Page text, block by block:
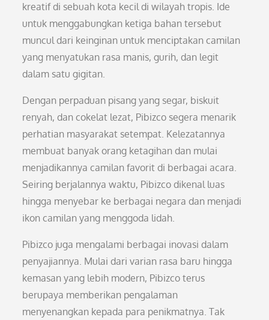
kreatif di sebuah kota kecil di wilayah tropis. Ide
untuk menggabungkan ketiga bahan tersebut
muncul dari keinginan untuk menciptakan camilan
yang menyatukan rasa manis, gurih, dan legit
dalam satu gigitan.
Dengan perpaduan pisang yang segar, biskuit
renyah, dan cokelat lezat, Pibizco segera menarik
perhatian masyarakat setempat. Kelezatannya
membuat banyak orang ketagihan dan mulai
menjadikannya camilan favorit di berbagai acara.
Seiring berjalannya waktu, Pibizco dikenal luas
hingga menyebar ke berbagai negara dan menjadi
ikon camilan yang menggoda lidah.
Pibizco juga mengalami berbagai inovasi dalam
penyajiannya. Mulai dari varian rasa baru hingga
kemasan yang lebih modern, Pibizco terus
berupaya memberikan pengalaman
menyenangkan kepada para penikmatnya. Tak